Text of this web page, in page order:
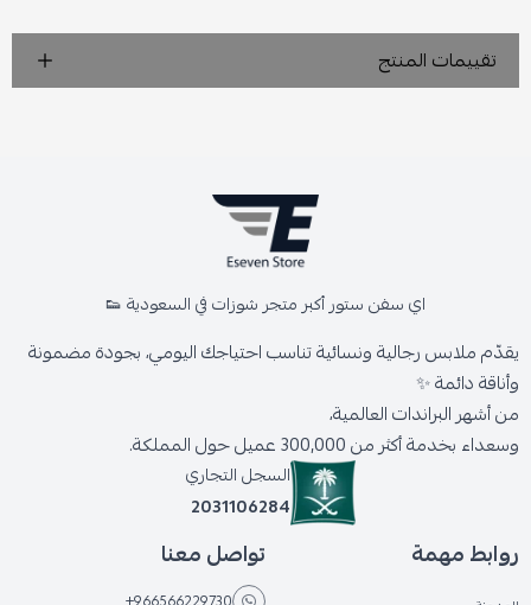
تقييمات المنتج
اي سفن ستور أكبر متجر شوزات في السعودية 👟
يقدّم ملابس رجالية ونسائية تناسب احتياجك اليومي، بجودة مضمونة
وأناقة دائمة ✨
من أشهر البراندات العالمية،
وسعداء بخدمة أكثر من 300,000 عميل حول المملكة.
السجل التجاري
2031106284
روابط مهمة تواصل معنا